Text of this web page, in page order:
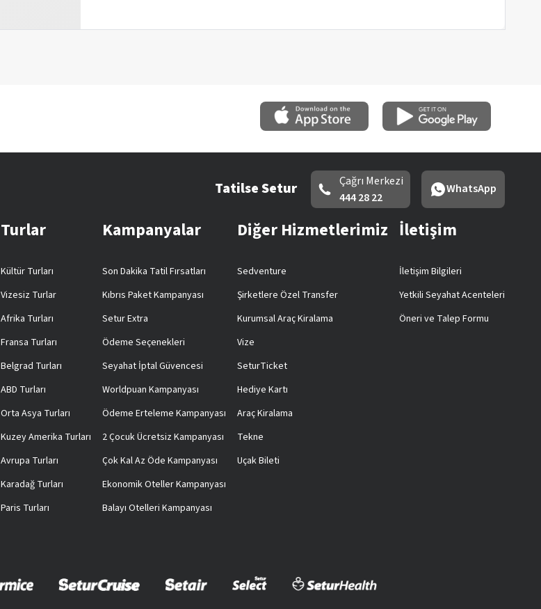
Tatilse Setur
Çağrı Merkezi
444 28 22
WhatsApp
Turlar
Kültür Turları
Vizesiz Turlar
Afrika Turları
Fransa Turları
Belgrad Turları
ABD Turları
Orta Asya Turları
Kuzey Amerika Turları
Avrupa Turları
Karadağ Turları
Paris Turları
Kampanyalar
Son Dakika Tatil Fırsatları
Kıbrıs Paket Kampanyası
Setur Extra
Ödeme Seçenekleri
Seyahat İptal Güvencesi
Worldpuan Kampanyası
Ödeme Erteleme Kampanyası
2 Çocuk Ücretsiz Kampanyası
Çok Kal Az Öde Kampanyası
Ekonomik Oteller Kampanyası
Balayı Otelleri Kampanyası
Diğer Hizmetlerimiz
Sedventure
Şirketlere Özel Transfer
Kurumsal Araç Kiralama
Vize
SeturTicket
Hediye Kartı
Araç Kiralama
Tekne
Uçak Bileti
İletişim
İletişim Bilgileri
Yetkili Seyahat Acenteleri
Öneri ve Talep Formu